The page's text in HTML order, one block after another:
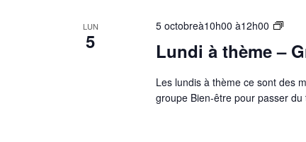
LUN
5 Lundi à thème –
5 octobreà10h00 à12h00
être
à
Les lundis à thème ce sont des
groupe Bien-être pour passer